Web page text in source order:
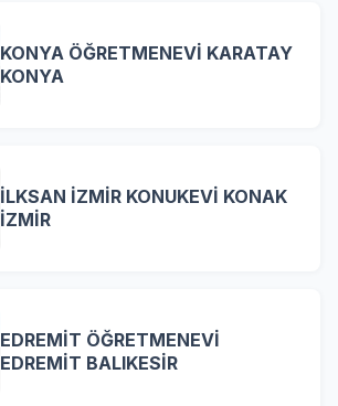
KONYA ÖĞRETMENEVİ KARATAY
KONYA
İLKSAN İZMİR KONUKEVİ KONAK
İZMİR
EDREMİT ÖĞRETMENEVİ
EDREMİT BALIKESİR